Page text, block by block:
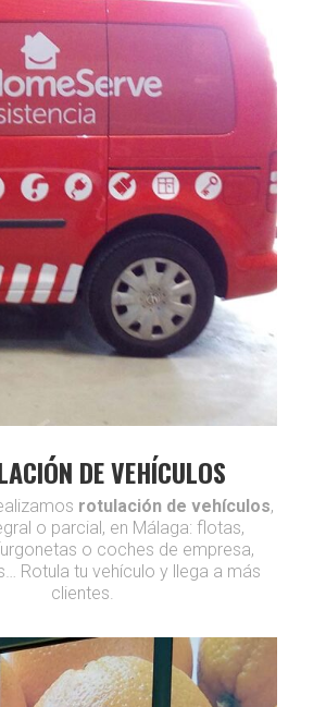
DE VEHÍCULOS
rotulación de vehículos,
o parcial, en Málaga: flotas,
o coches de empresa,
Rotula tu vehículo y llega a más
clientes.